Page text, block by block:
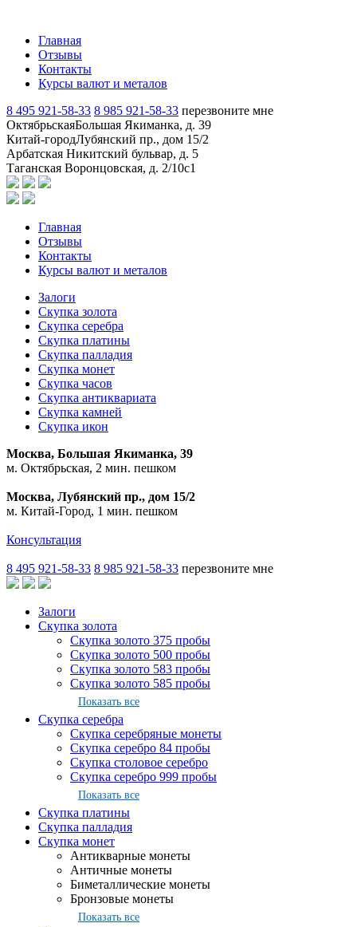
Главная
Отзывы
Контакты
Курсы валют и металов
8 495 921-58-33 8 985 921-58-33 перезвоните мне
ОктябрьскаяБольшая Якиманка, д. 39
Китай-городЛубянский пр., дом 15/2
Арбатская Никитский бульвар, д. 5
Таганская Воронцовская, д. 2/10с1
Главная
Отзывы
Контакты
Курсы валют и металов
Залоги
Скупка золота
Скупка серебра
Скупка платины
Скупка палладия
Скупка монет
Скупка часов
Скупка антиквариата
Скупка камней
Скупка икон
Москва, Большая Якиманка, 39
м. Октябрьская, 2 мин. пешком
Москва, Лубянский пр., дом 15/2
м. Китай-Город, 1 мин. пешком
Консультация
8 495 921-58-33 8 985 921-58-33 перезвоните мне
Залоги
Скупка золота
Скупка золото 375 пробы
Скупка золото 500 пробы
Скупка золото 583 пробы
Скупка золото 585 пробы
Показать все
Скупка серебра
Скупка серебряные монеты
Скупка серебро 84 пробы
Скупка столовое серебро
Скупка серебро 999 пробы
Показать все
Скупка платины
Скупка палладия
Скупка монет
Антикварные монеты
Античные монеты
Биметаллические монеты
Бронзовые монеты
Показать все